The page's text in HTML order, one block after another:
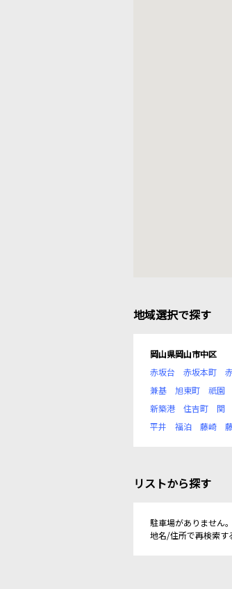
地域選択で探す
岡山県岡山市中区
赤坂台
赤坂本町
兼基
旭東町 祇園
新築港
住吉町 関
平井
福泊 藤崎
リストから探す
駐車場がありません。
地名/住所で再検索す